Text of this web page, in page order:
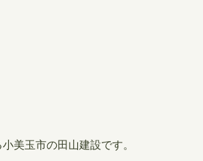
美玉市の田山建設です。